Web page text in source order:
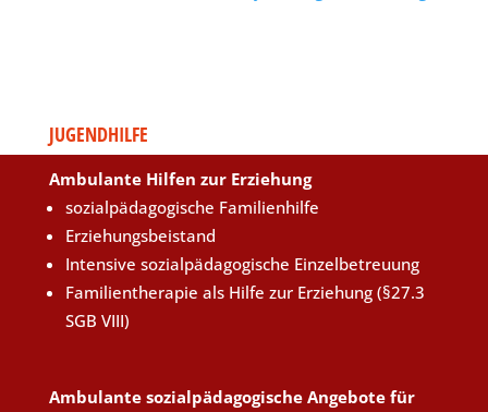
JUGENDHILFE
Ambulante Hilfen zur Erziehung
sozialpädagogische Familienhilfe
Erziehungsbeistand
Intensive sozialpädagogische Einzelbetreuung
Familientherapie als Hilfe zur Erziehung (§27.3
SGB VIII)
Ambulante sozialpädagogische Angebote für